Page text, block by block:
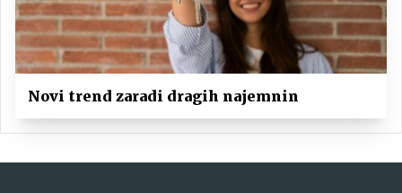
Novi trend zaradi dragih najemnin